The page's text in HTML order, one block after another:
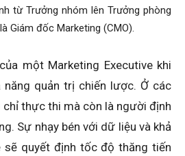
từ Trưởng nhóm lên Trưởng phòng
Giám đốc Marketing (CMO).
một Marketing Executive khi
năng quản trị chiến lược. Ở các
chỉ thực thi mà còn là người định
Sự nhạy bén với dữ liệu và khả
sẽ quyết định tốc độ thăng tiến